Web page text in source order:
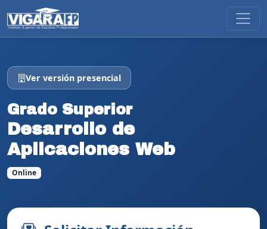
Ver versión presencial
Grado Superior
Desarrollo de
Aplicaciones Web
Online